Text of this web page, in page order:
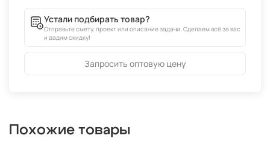
Устали подбирать товар?
Отправьте смету, проект или описание задачи. Сделаем всё за вас
и дадим скидку!
Запросить оптовую цену
Похожие товары